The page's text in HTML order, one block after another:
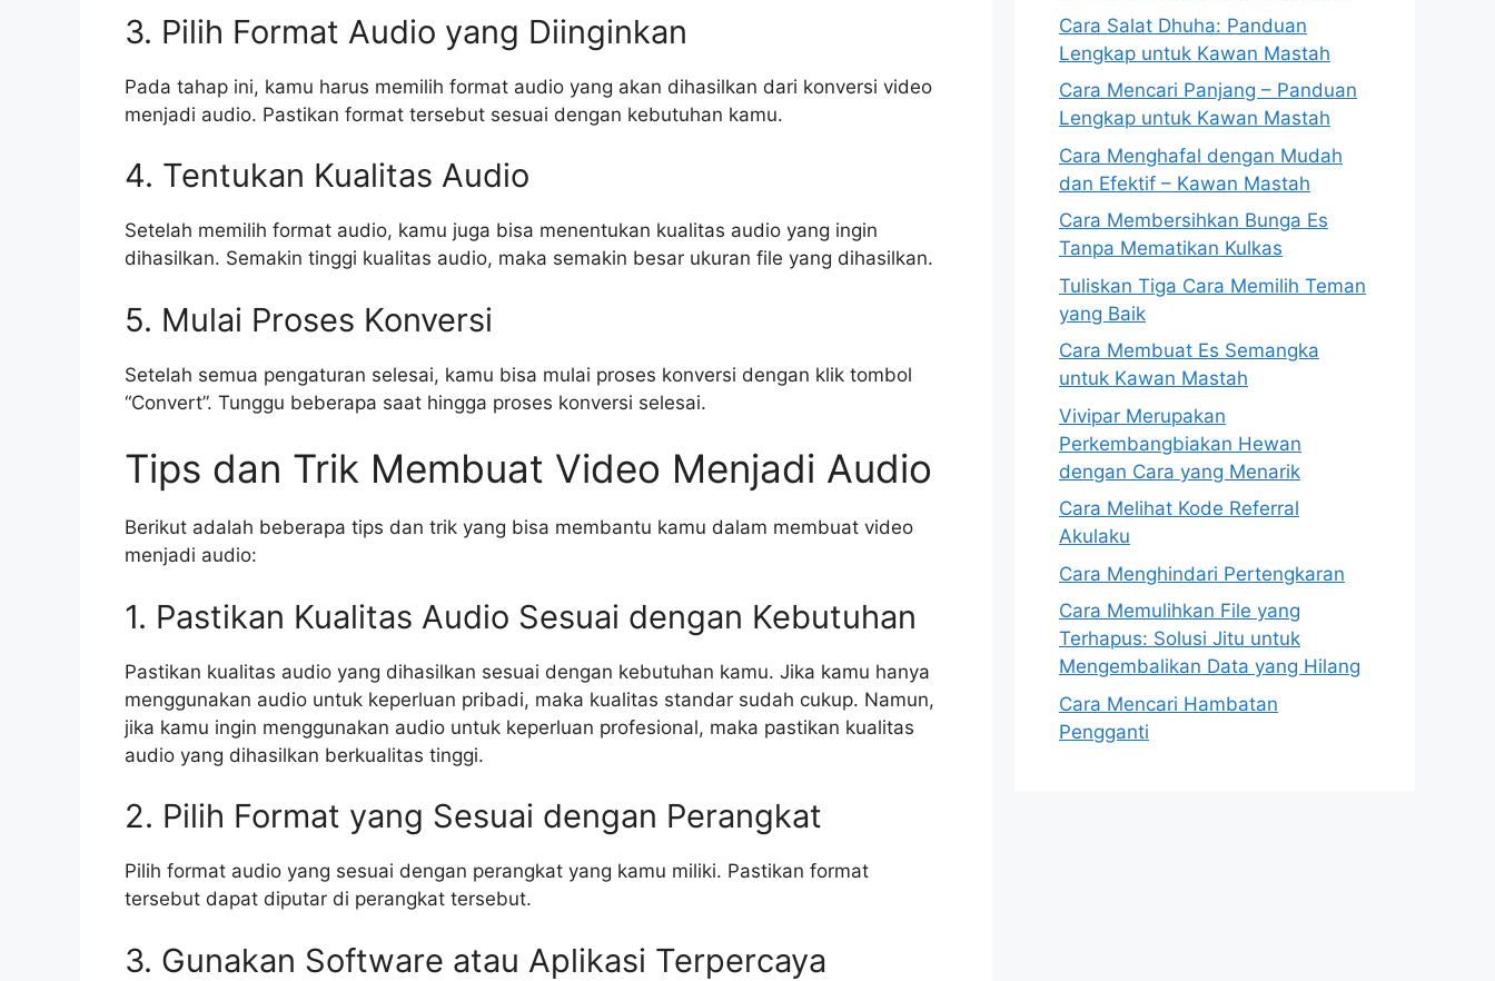
3. Pilih Format Audio yang Diinginkan
Pada tahap ini, kamu harus memilih format audio yang akan dihasilkan dari konversi video
menjadi audio. Pastikan format tersebut sesuai dengan kebutuhan kamu.
4. Tentukan Kualitas Audio
Setelah memilih format audio, kamu juga bisa menentukan kualitas audio yang ingin
dihasilkan. Semakin tinggi kualitas audio, maka semakin besar ukuran file yang dihasilkan.
5. Mulai Proses Konversi
Setelah semua pengaturan selesai, kamu bisa mulai proses konversi dengan klik tombol
“Convert”. Tunggu beberapa saat hingga proses konversi selesai.
Tips dan Trik Membuat Video Menjadi Audio
Berikut adalah beberapa tips dan trik yang bisa membantu kamu dalam membuat video
menjadi audio:
1. Pastikan Kualitas Audio Sesuai dengan Kebutuhan
Pastikan kualitas audio yang dihasilkan sesuai dengan kebutuhan kamu. Jika kamu hanya
menggunakan audio untuk keperluan pribadi, maka kualitas standar sudah cukup. Namun,
jika kamu ingin menggunakan audio untuk keperluan profesional, maka pastikan kualitas
audio yang dihasilkan berkualitas tinggi.
2. Pilih Format yang Sesuai dengan Perangkat
Pilih format audio yang sesuai dengan perangkat yang kamu miliki. Pastikan format
tersebut dapat diputar di perangkat tersebut.
3. Gunakan Software atau Aplikasi Terpercaya
Cara Salat Dhuha: Panduan
Lengkap untuk Kawan Mastah
Cara Mencari Panjang – Panduan
Lengkap untuk Kawan Mastah
Cara Menghafal dengan Mudah
dan Efektif – Kawan Mastah
Cara Membersihkan Bunga Es
Tanpa Mematikan Kulkas
Tuliskan Tiga Cara Memilih Teman
yang Baik
Cara Membuat Es Semangka
untuk Kawan Mastah
Vivipar Merupakan
Perkembangbiakan Hewan
dengan Cara yang Menarik
Cara Melihat Kode Referral
Akulaku
Cara Menghindari Pertengkaran
Cara Memulihkan File yang
Terhapus: Solusi Jitu untuk
Mengembalikan Data yang Hilang
Cara Mencari Hambatan
Pengganti